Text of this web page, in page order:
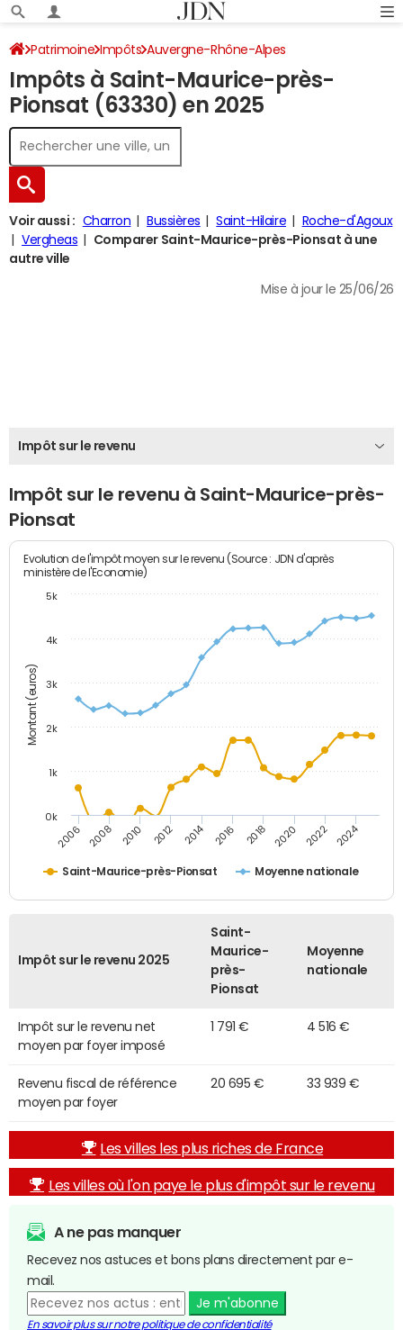
Patrimoine Impôts Auvergne-Rhône-Alpes
Puy-de-Dôme Saint-Maurice-près-Pionsat
Impôts à Saint-Maurice-près-
Pionsat (63330) en 2025
Voir aussi : Charron Bussières Saint-Hilaire
Roche-d'Agoux
Vergheas
Comparer Saint-Maurice-près-Pionsat à une
autre ville
Mise à jour le 25/06/26
Impôt sur le revenu
Impôt sur le revenu à Saint-Maurice-près-
Pionsat
Montant (euros)
Evolution de l'impôt moyen sur le revenu (Source : JDN d'après
ministère de l'Economie)
Saint-Maurice-près-Pionsat Moyenne nationale
2006 2008 2010 2012 2014 2016 2018 2020 2022 2024
0k
1k
2k
3k
4k
5k
Impôt sur le revenu 2025
Saint-
Maurice-
près-
Pionsat
Moyenne
nationale
Impôt sur le revenu net
moyen par foyer imposé
1 791 € 4 516 €
Revenu fiscal de référence
moyen par foyer
20 695 € 33 939 €
Les villes les plus riches de France
Les villes où l'on paye le plus d'impôt sur le revenu
A ne pas manquer
Recevez nos astuces et bons plans directement par e-
mail.
Je m'abonne
En savoir plus sur notre politique de confidentialité